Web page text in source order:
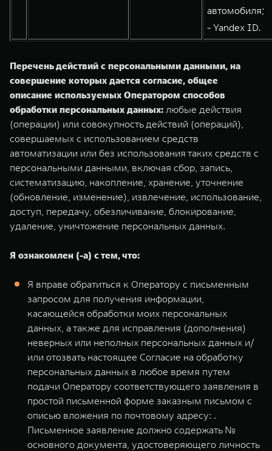
автомобиля;
- Yandex ID.
Перечень действий с персональными данными, на
совершение которых дается согласие, общее
описание используемых Оператором способов
обработки персональных данных: любые действия
(операции) или совокупность действий (операций),
совершаемых с использованием средств
автоматизации или без использования таких средств с
персональными данными, включая сбор, запись,
систематизацию, накопление, хранение, уточнение
(обновление, изменение), извлечение, использование,
доступ, передачу, обезличивание, блокирование,
удаление, уничтожение персональных данных.
Я ознакомлен (-а) с тем, что:
Я вправе обратиться к Оператору с письменным
запросом для получения информации,
касающейся обработки моих персональных
данных, а также для исправления (дополнения)
неверных или неполных персональных данных и/
или отозвать настоящее Согласие на обработку
персональных данных в любое время путем
подачи Оператору соответствующего заявления в
простой письменной форме заказным письмом с
описью вложения по почтовому адресу: .
Письменное заявление должно содержать №
основного документа, удостоверяющего личность